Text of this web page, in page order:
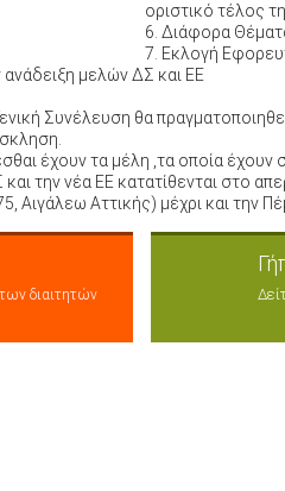
οριστικό τέλος
6. Διάφορα
7. Εκλογή
ανάδειξη μελών ΔΣ και ΕΕ
Συνέλευση θα
έχουν τα μέλη ,τα οποία
την νέα ΕΕ κατατίθενται στο
Αττικής) μέχρι και την
διαιτητών